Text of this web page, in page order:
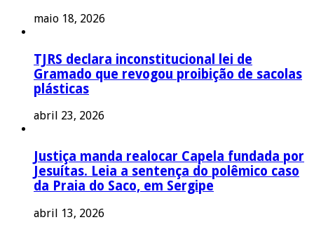
maio 18, 2026
TJRS declara inconstitucional lei de
Gramado que revogou proibição de sacolas
plásticas
abril 23, 2026
Justiça manda realocar Capela fundada por
Jesuítas. Leia a sentença do polêmico caso
da Praia do Saco, em Sergipe
abril 13, 2026